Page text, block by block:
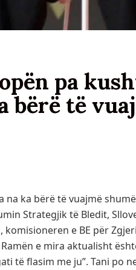
pa
bërë të
na ka bërë të vuajmë
Strategjik të Bledit,
e BE për
e mira aktualisht
të flasim me ju”. Tani po